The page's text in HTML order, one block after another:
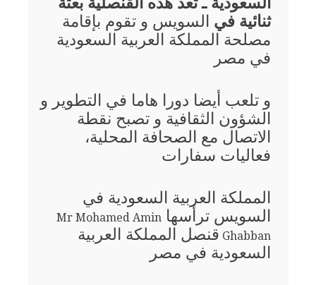
ثنائية في السويس و تقوم بإقامة
مصلحة المملكة العربية السعودية
في مصر
و تلعب أيضا دورا هاما في التطوير و
الشؤون الثقافية و تصبح نقطة
الاتصال مع الصحافة المحلية،
فعاليات سفارات
المملكة العربية السعودية في
السويس ترأسها Mr Mohamed Amin
Ghabban قنصل المملكة العربية
السعودية في مصر